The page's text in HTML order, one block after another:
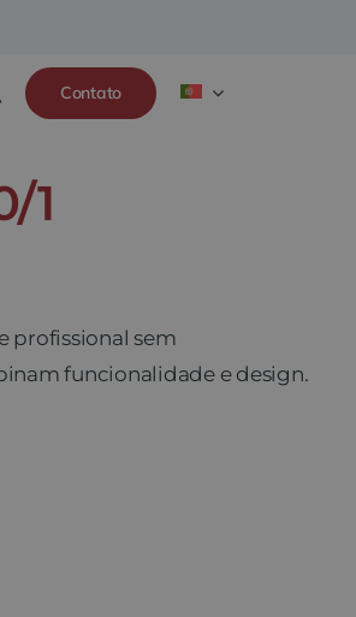
Contato
1
profissional sem
funcionalidade e design.